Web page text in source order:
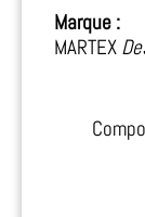
Marque :
MARTEX